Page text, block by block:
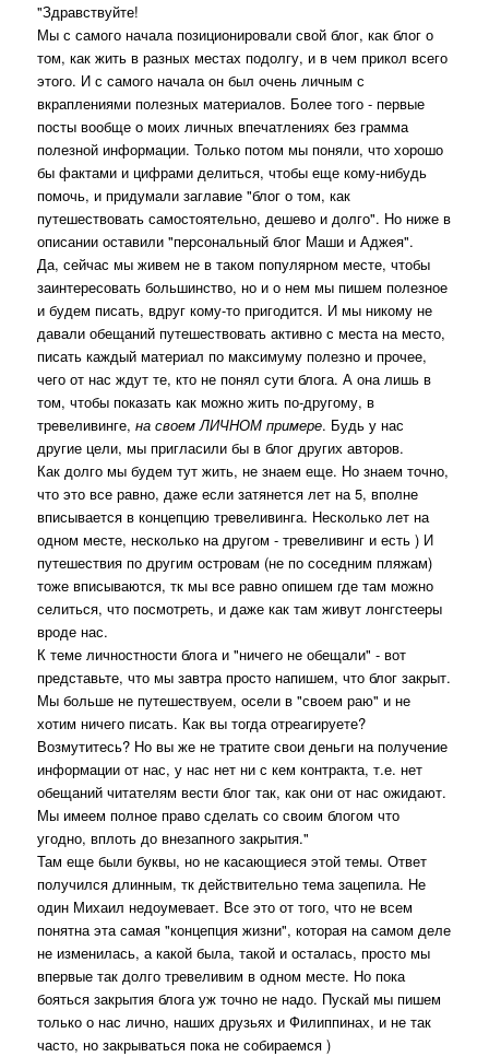
"Здравствуйте!
Мы с самого начала позиционировали свой блог, как блог о
том, как жить в разных местах подолгу, и в чем прикол всего
этого. И с самого начала он был очень личным с
вкраплениями полезных материалов. Более того - первые
посты вообще о моих личных впечатлениях без грамма
полезной информации. Только потом мы поняли, что хорошо
бы фактами и цифрами делиться, чтобы еще кому-нибудь
помочь, и придумали заглавие "блог о том, как
путешествовать самостоятельно, дешево и долго". Но ниже в
описании оставили "персональный блог Маши и Аджея".
Да, сейчас мы живем не в таком популярном месте, чтобы
заинтересовать большинство, но и о нем мы пишем полезное
и будем писать, вдруг кому-то пригодится. И мы никому не
давали обещаний путешествовать активно с места на место,
писать каждый материал по максимуму полезно и прочее,
чего от нас ждут те, кто не понял сути блога. А она лишь в
том, чтобы показать как можно жить по-другому, в
тревеливинге,на своем ЛИЧНОМ примере. Будь у нас
другие цели, мы пригласили бы в блог других авторов.
Как долго мы будем тут жить, не знаем еще. Но знаем точно,
что это все равно, даже если затянется лет на 5, вполне
вписывается в концепцию тревеливинга. Несколько лет на
одном месте, несколько на другом - тревеливинг и есть ) И
путешествия по другим островам (не по соседним пляжам)
тоже вписываются, тк мы все равно опишем где там можно
селиться, что посмотреть, и даже как там живут лонгстееры
вроде нас.
К теме личностности блога и "ничего не обещали" - вот
представьте, что мы завтра просто напишем, что блог закрыт.
Мы больше не путешествуем, осели в "своем раю" и не
хотим ничего писать. Как вы тогда отреагируете?
Возмутитесь? Но вы же не тратите свои деньги на получение
информации от нас, у нас нет ни с кем контракта, т.е. нет
обещаний читателям вести блог так, как они от нас ожидают.
Мы имеем полное право сделать со своим блогом что
угодно, вплоть до внезапного закрытия."
Там еще были буквы, но не касающиеся этой темы. Ответ
получился длинным, тк действительно тема зацепила. Не
один Михаил недоумевает. Все это от того, что не всем
понятна эта самая "концепция жизни", которая на самом деле
не изменилась, а какой была, такой и осталась, просто мы
впервые так долго тревеливим в одном месте. Но пока
бояться закрытия блога уж точно не надо. Пускай мы пишем
только о нас лично, наших друзьях и Филиппинах, и не так
часто, но закрываться пока не собираемся )